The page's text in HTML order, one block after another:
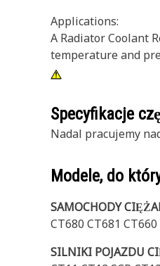
Applications:
A Radiator Coolant
temperature and
Specyfikacje
Nadal pracujemy
Modele, do
SAMOCHODY
CT680 CT681 CT660
SILNIKI POJAZDU